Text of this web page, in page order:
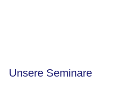
Unsere Seminare